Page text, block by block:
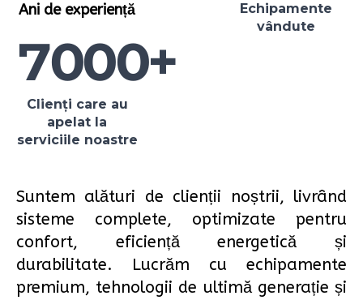
Ani de experiență
Echipamente
vândute
7000+
Clienți care au
apelat la
serviciile noastre
Suntem alături de clienții noștrii, livrând
sisteme complete, optimizate pentru
confort, eficiență energetică și
durabilitate. Lucrăm cu echipamente
premium, tehnologii de ultimă generație și